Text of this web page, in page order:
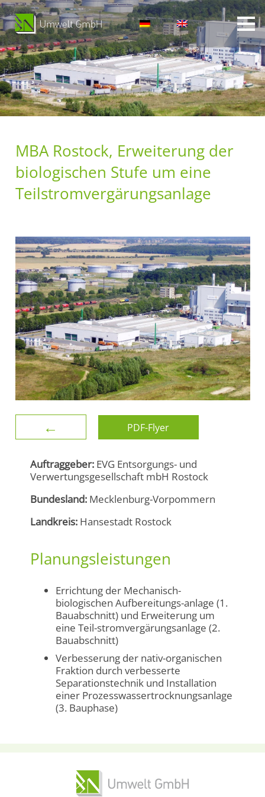
MBA Rostock, Erweiterung der
biologischen Stufe um eine
Teilstromvergärungsanlage
← PDF-Flyer
Auftraggeber: EVG Entsorgungs- und
Verwertungsgesellschaft mbH Rostock
Bundesland: Mecklenburg-Vorpommern
Landkreis: Hansestadt Rostock
Planungsleistungen
Errichtung der Mechanisch-
biologischen Aufbereitungs-anlage (1.
Bauabschnitt) und Erweiterung um
eine Teil-stromvergärungsanlage (2.
Bauabschnitt)
Verbesserung der nativ-organischen
Fraktion durch verbesserte
Separationstechnik und Installation
einer Prozesswassertrocknungsanlage
(3. Bauphase)